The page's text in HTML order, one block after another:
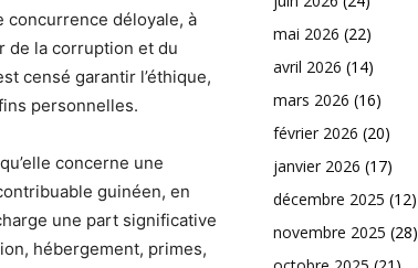
concurrence déloyale, à
de la corruption et du
censé garantir l’éthique,
personnelles.
concerne une
guinéen, en
une part significative
hébergement, primes,
mai 2026 (22)
avril 2026 (14)
mars 2026 (16)
février 2026 (20)
janvier 2026 (17)
décembre 2025 (12)
novembre 2025 (28)